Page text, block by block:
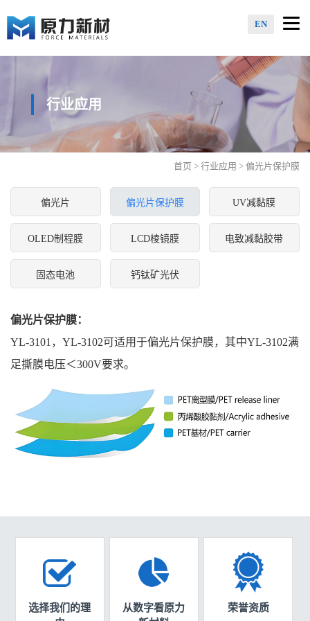
EN
行业应用
首页 > 行业应用 > 偏光片保护膜
偏光片 偏光片保护膜 UV减黏膜
OLED制程膜 LCD棱镜膜 电致减黏胶带
固态电池 钙钛矿光伏
偏光片保护膜：
YL-3101，YL-3102可适用于偏光片保护膜，其中YL-3102满
足撕膜电压＜300V要求。
选择我们的理
从数字看原力
荣誉资质